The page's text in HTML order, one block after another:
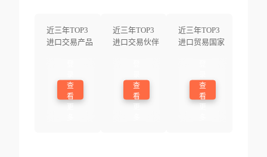
近三年TOP3
进口交易产品
查
看
近三年TOP3
进口交易伙伴
查
看
近三年TOP3
进口贸易国家
查
看